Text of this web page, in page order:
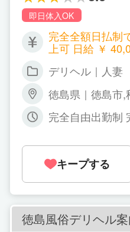
即日体入OK
完全全額日払制です。 時給 ￥
上可 日給 ￥ 40,000以上可 月給 ￥1,000,
費・諸経費等は引きま
デリヘル｜人妻
徳島県｜徳島市,
完全自由出勤制 完全自由時間 勤務時間
キープする
徳島風俗デリヘル